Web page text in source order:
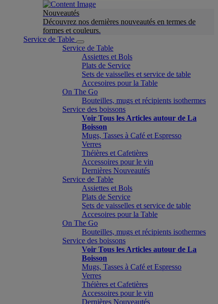
Nouveautés
Découvrez nos dernières nouveautés en termes de
formes et couleurs.
Service de Table
Service de Table
Assiettes et Bols
Plats de Service
Sets de vaisselles et service de table
Accesoires pour la Table
On The Go
Bouteilles, mugs et récipients isothermes
Service des boissons
Voir Tous les Articles autour de La
Boisson
Mugs, Tasses à Café et Espresso
Verres
Théières et Cafetières
Accessoires pour le vin
Dernières Nouveautés
Service de Table
Assiettes et Bols
Plats de Service
Sets de vaisselles et service de table
Accesoires pour la Table
On The Go
Bouteilles, mugs et récipients isothermes
Service des boissons
Voir Tous les Articles autour de La
Boisson
Mugs, Tasses à Café et Espresso
Verres
Théières et Cafetières
Accessoires pour le vin
Dernières Nouveautés